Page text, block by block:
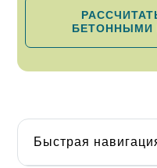
БЕТОННЫМИ
Быстрая